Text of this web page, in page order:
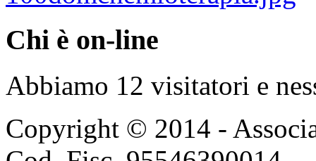
Chi è on-line
Abbiamo 12 visitatori e
Copyright © 2014 -